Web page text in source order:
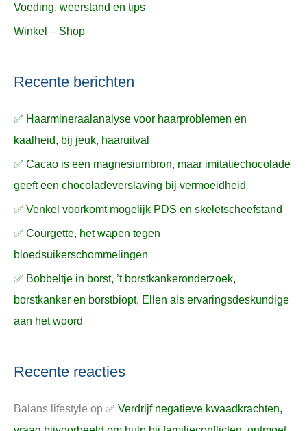
Voeding, weerstand en tips
Winkel – Shop
Recente berichten
✅ Haarmineraalanalyse voor haarproblemen en
kaalheid, bij jeuk, haaruitval
✅ Cacao is een magnesiumbron, maar imitatiechocolade
geeft een chocoladeverslaving bij vermoeidheid
✅ Venkel voorkomt mogelijk PDS en skeletscheefstand
✅ Courgette, het wapen tegen
bloedsuikerschommelingen
✅ Bobbeltje in borst, ’t borstkankeronderzoek,
borstkanker en borstbiopt, Ellen als ervaringsdeskundige
aan het woord
Recente reacties
Balans lifestyle op ✅ Verdrijf negatieve kwaadkrachten,